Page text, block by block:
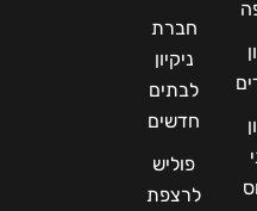
חברת
ניקיון
לבתים
חדשים
פוליש
לרצפת